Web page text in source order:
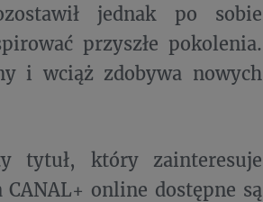
jednak po sobie
przyszłe pokolenia.
i wciąż zdobywa nowych
tytuł, który zainteresuje
online dostępne są